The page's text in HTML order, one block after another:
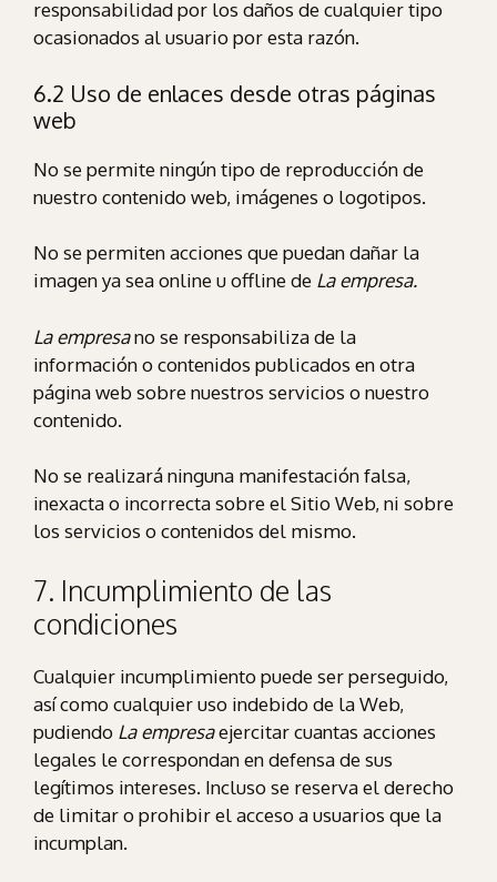
responsabilidad por los daños de cualquier tipo
ocasionados al usuario por esta razón.
6.2 Uso de enlaces desde otras páginas
web
No se permite ningún tipo de reproducción de
nuestro contenido web, imágenes o logotipos.
No se permiten acciones que puedan dañar la
imagen ya sea online u offline de La empresa.
La empresano se responsabiliza de la
información o contenidos publicados en otra
página web sobre nuestros servicios o nuestro
contenido.
No se realizará ninguna manifestación falsa,
inexacta o incorrecta sobre el Sitio Web, ni sobre
los servicios o contenidos del mismo.
7. Incumplimiento de las
condiciones
Cualquier incumplimiento puede ser perseguido,
así como cualquier uso indebido de la Web,
pudiendo La empresaejercitar cuantas acciones
legales le correspondan en defensa de sus
legítimos intereses. Incluso se reserva el derecho
de limitar o prohibir el acceso a usuarios que la
incumplan.